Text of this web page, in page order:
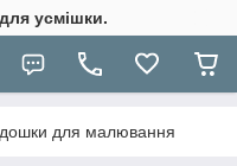
усмішки.
дошки для малювання